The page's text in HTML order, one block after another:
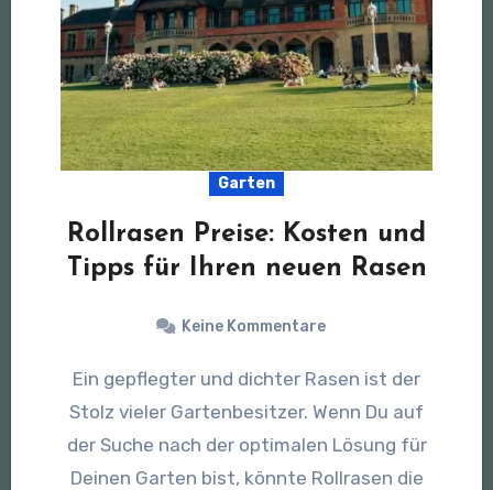
Garten
Rollrasen Preise: Kosten und
Tipps für Ihren neuen Rasen
Keine Kommentare
Ein gepflegter und dichter Rasen ist der
Stolz vieler Gartenbesitzer. Wenn Du auf
der Suche nach der optimalen Lösung für
Deinen Garten bist, könnte Rollrasen die